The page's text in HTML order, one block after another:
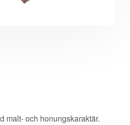
malt- och honungskaraktär.